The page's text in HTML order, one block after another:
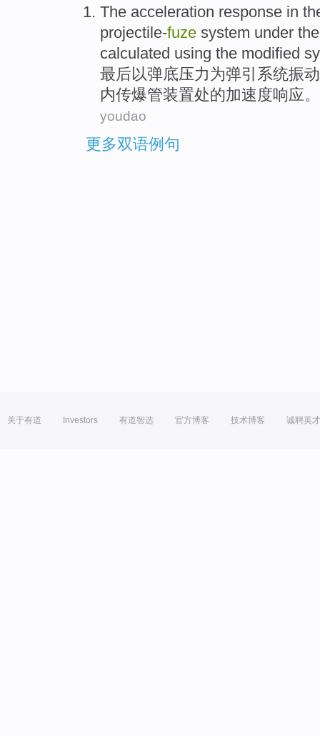
The acceleration response in
projectile-fuze system under
calculated using the modified
最后以弹底压力为弹引 系统振动
内传爆管装置处的加速度响应。
youdao
更多双语例句
关于有道 Investors 有道智选 官方博客 技术博客 诚聘英才